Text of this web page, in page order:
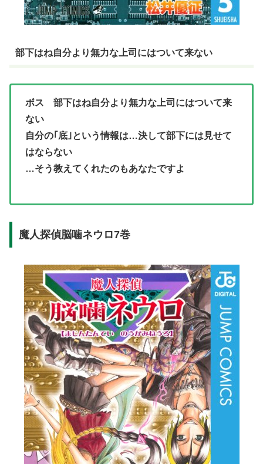
部下はね自分より無力な上司にはついて来ない
ボス 部下はね自分より無力な上司にはついて来
ない
自分の｢底｣という情報は…決して部下には見せて
はならない
…そう教えてくれたのもあなたですよ
魔人探偵脳噛ネウロ7巻